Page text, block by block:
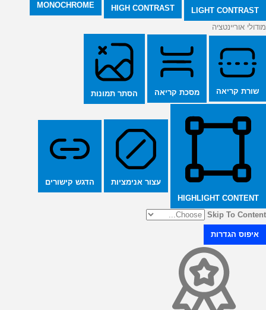
LIGHT CONTRAST
HIGH CONTRAST
MONOCHROME
מודולי אוריינטציה
שורת קריאה מסכת קריאה הסתר תמונות
HIGHLIGHT CONTENT
עצור אנימציות הדגש קישורים
Skip To Content
איפוס הגדרות